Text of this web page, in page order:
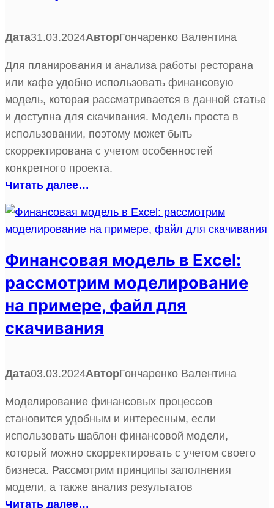
Дата31.03.2024АвторГончаренко Валентина
Для планирования и анализа работы ресторана
или кафе удобно использовать финансовую
модель, которая рассматривается в данной статье
и доступна для скачивания. Модель проста в
использовании, поэтому может быть
скорректирована с учетом особенностей
конкретного проекта.
Читать далее…
Финансовая модель в Excel:
рассмотрим моделирование
на примере, файл для
скачивания
Дата03.03.2024АвторГончаренко Валентина
Моделирование финансовых процессов
становится удобным и интересным, если
использовать шаблон финансовой модели,
который можно скорректировать с учетом своего
бизнеса. Рассмотрим принципы заполнения
модели, а также анализ результатов
Читать далее…